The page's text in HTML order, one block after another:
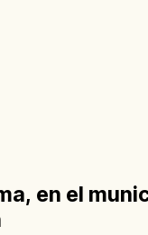
en el